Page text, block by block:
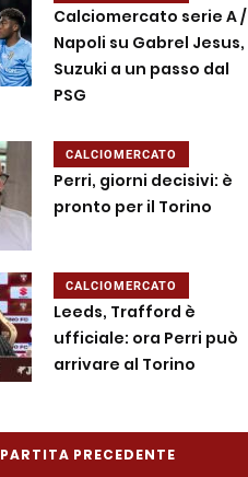
Calciomercato serie A /
Napoli su Gabrel Jesus,
Suzuki a un passo dal
PSG
CALCIOMERCATO
Perri, giorni decisivi: è
pronto per il Torino
CALCIOMERCATO
Leeds, Trafford è
ufficiale: ora Perri può
arrivare al Torino
PARTITA PRECEDENTE